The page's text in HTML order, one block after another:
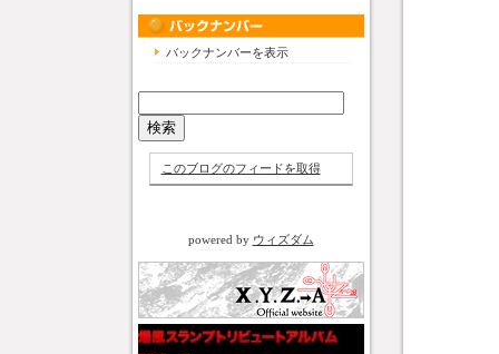
バックナンバーを表示
このブログのフィードを取得
powered by ウィズダム